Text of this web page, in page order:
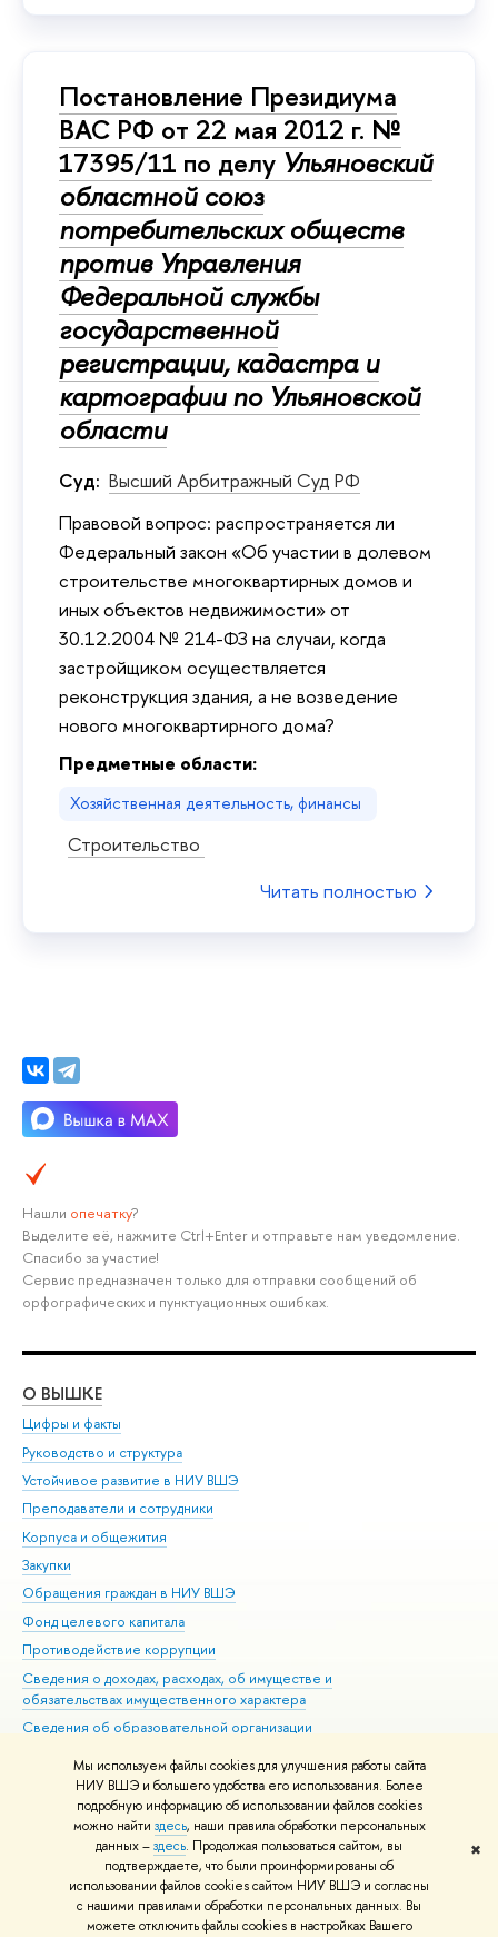
Мы используем файлы cookies для улучшения работы сайта
НИУ ВШЭ и большего удобства его использования. Более
подробную информацию об использовании файлов cookies
можно найти здесь, наши правила обработки персональных
данных –здесь. Продолжая пользоваться сайтом, вы
подтверждаете, что были проинформированы об
использовании файлов cookies сайтом НИУ ВШЭ и согласны
с нашими правилами обработки персональных данных. Вы
можете отключить файлы cookies в настройках Вашего
✖
Постановление Президиума
ВАС РФ от 22 мая 2012 г. №
17395/11 по делу Ульяновский
областной союз
потребительских обществ
против Управления
Федеральной службы
государственной
регистрации, кадастра и
картографии по Ульяновской
области
Суд: Высший Арбитражный Суд РФ
Правовой вопрос: распространяется ли
Федеральный закон «Об участии в долевом
строительстве многоквартирных домов и
иных объектов недвижимости» от
30.12.2004 № 214-ФЗ на случаи, когда
застройщиком осуществляется
реконструкция здания, а не возведение
нового многоквартирного дома?
Предметные области:
Хозяйственная деятельность, финансы
Строительство
Читать полностью
Нашли опечатку?
Выделите её, нажмите Ctrl+Enter и отправьте нам уведомление.
Спасибо за участие!
Сервис предназначен только для отправки сообщений об
орфографических и пунктуационных ошибках.
О ВЫШКЕ
Цифры и факты
Руководство и структура
Устойчивое развитие в НИУ ВШЭ
Преподаватели и сотрудники
Корпуса и общежития
Закупки
Обращения граждан в НИУ ВШЭ
Фонд целевого капитала
Противодействие коррупции
Сведения о доходах, расходах, об имуществе и
обязательствах имущественного характера
Сведения об образовательной организации
Людям с ограниченными возможностями здоровья
Единая платежная страница
Работа в Вышке
© НИУ ВШЭ 1993–2026 Адреса и контакты Условия использования
материалов Политика конфиденциальности Карта сайта
Шрифты HSE Sans и HSE Slab разработаны вШколе дизайна НИУ ВШЭ